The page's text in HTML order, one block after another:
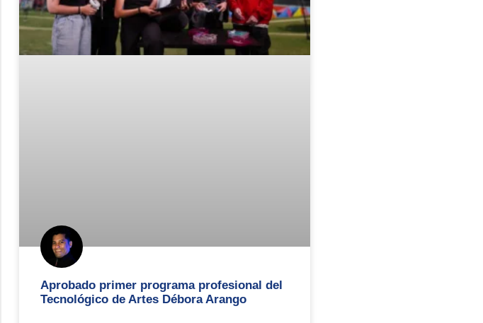
Aprobado primer programa profesional del
Tecnológico de Artes Débora Arango